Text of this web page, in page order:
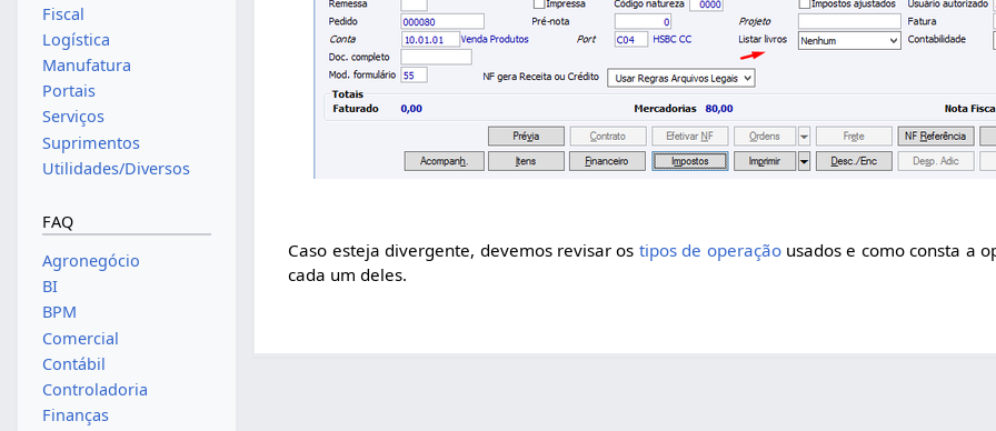
Caso esteja divergente, devemos revisar os tipos de operaçãousados e como consta a
cada um deles.
Fiscal
Logística
Manufatura
Portais
Serviços
Suprimentos
Utilidades/Diversos
FAQ
Agronegócio
BI
BPM
Comercial
Contábil
Controladoria
Finanças